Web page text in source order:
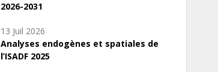
2026-2031
13 Juil 2026
Analyses endogènes et spatiales de
l’ISADF 2025